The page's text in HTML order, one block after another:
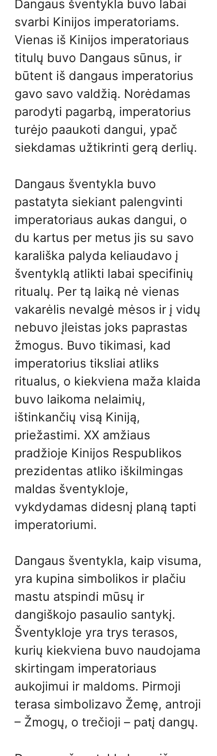
Dangaus šventykla buvo labai
svarbi Kinijos imperatoriams.
Vienas iš Kinijos imperatoriaus
titulų buvo Dangaus sūnus, ir
būtent iš dangaus imperatorius
gavo savo valdžią. Norėdamas
parodyti pagarbą, imperatorius
turėjo paaukoti dangui, ypač
siekdamas užtikrinti gerą derlių.
Dangaus šventykla buvo
pastatyta siekiant palengvinti
imperatoriaus aukas dangui, o
du kartus per metus jis su savo
karališka palyda keliaudavo į
šventyklą atlikti labai specifinių
ritualų. Per tą laiką nė vienas
vakarėlis nevalgė mėsos ir į vidų
nebuvo įleistas joks paprastas
žmogus. Buvo tikimasi, kad
imperatorius tiksliai atliks
ritualus, o kiekviena maža klaida
buvo laikoma nelaimių,
ištinkančių visą Kiniją,
priežastimi. XX amžiaus
pradžioje Kinijos Respublikos
prezidentas atliko iškilmingas
maldas šventykloje,
vykdydamas didesnį planą tapti
imperatoriumi.
Dangaus šventykla, kaip visuma,
yra kupina simbolikos ir plačiu
mastu atspindi mūsų ir
dangiškojo pasaulio santykį.
Šventykloje yra trys terasos,
kurių kiekviena buvo naudojama
skirtingam imperatoriaus
aukojimui ir maldoms. Pirmoji
terasa simbolizavo Žemę, antroji
– Žmogų, o trečioji – patį dangų.